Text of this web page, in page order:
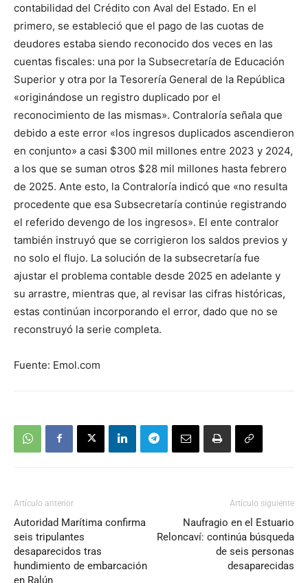
contabilidad del Crédito con Aval del Estado. En el
primero, se estableció que el pago de las cuotas de
deudores estaba siendo reconocido dos veces en las
cuentas fiscales: una por la Subsecretaría de Educación
Superior y otra por la Tesorería General de la República
«originándose un registro duplicado por el
reconocimiento de las mismas». Contraloría señala que
debido a este error «los ingresos duplicados ascendieron
en conjunto» a casi $300 mil millones entre 2023 y 2024,
a los que se suman otros $28 mil millones hasta febrero
de 2025. Ante esto, la Contraloría indicó que «no resulta
procedente que esa Subsecretaría continúe registrando
el referido devengo de los ingresos». El ente contralor
también instruyó que se corrigieron los saldos previos y
no solo el flujo. La solución de la subsecretaría fue
ajustar el problema contable desde 2025 en adelante y
su arrastre, mientras que, al revisar las cifras históricas,
estas continúan incorporando el error, dado que no se
reconstruyó la serie completa.
Fuente: Emol.com
Artículo anterior
Autoridad Marítima confirma
seis tripulantes
desaparecidos tras
hundimiento de embarcación
en Ralún
Artículo siguiente
Naufragio en el Estuario
Reloncaví: continúa búsqueda
de seis personas
desaparecidas